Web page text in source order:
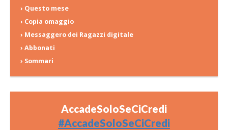
› Questo mese
› Copia omaggio
› Messaggero dei Ragazzi digitale
› Abbonati
› Sommari
AccadeSoloSeCiCredi
#AccadeSoloSeCiCredi